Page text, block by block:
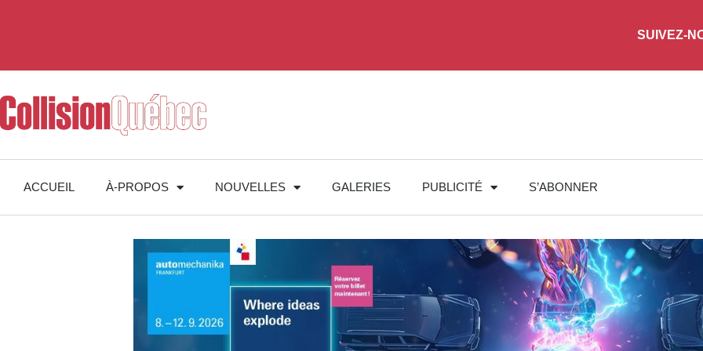
SUIVEZ-
ACCUEIL À-PROPOS NOUVELLES GALERIES PUBLICITÉ S’ABONNER